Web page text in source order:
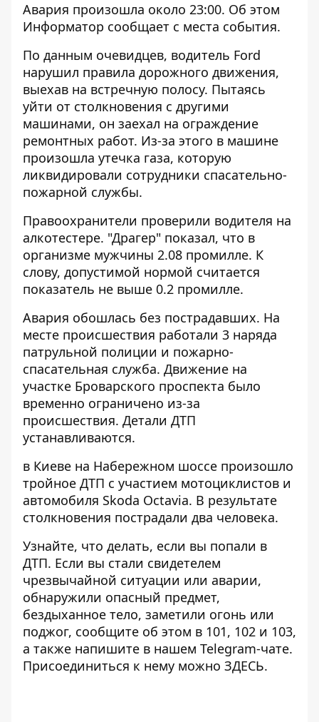
Авария произошла около 23:00. Об этом
Информатор сообщает с места события.
По данным очевидцев, водитель Ford
нарушил правила дорожного движения,
выехав на встречную полосу. Пытаясь
уйти от столкновения с другими
машинами, он заехал на ограждение
ремонтных работ. Из-за этого в машине
произошла утечка газа, которую
ликвидировали сотрудники спасательно-
пожарной службы.
Правоохранители проверили водителя на
алкотестере. "Драгер" показал, что в
организме мужчины 2.08 промилле. К
слову, допустимой нормой считается
показатель не выше 0.2 промилле.
Авария обошлась без пострадавших. На
месте происшествия работали 3 наряда
патрульной полиции и пожарно-
спасательная служба. Движение на
участке Броварского проспекта было
временно ограничено из-за
происшествия. Детали ДТП
устанавливаются.
в Киеве на Набережном шоссе произошло
тройное ДТП с участием мотоциклистов и
автомобиля Skoda Octavia. В результате
столкновения пострадали два человека.
Узнайте, что делать, если вы попали в
ДТП. Если вы стали свидетелем
чрезвычайной ситуации или аварии,
обнаружили опасный предмет,
бездыханное тело, заметили огонь или
поджог, сообщите об этом в 101, 102 и 103,
а также напишите в нашем Telegram-чате.
Присоединиться к нему можно ЗДЕСЬ.